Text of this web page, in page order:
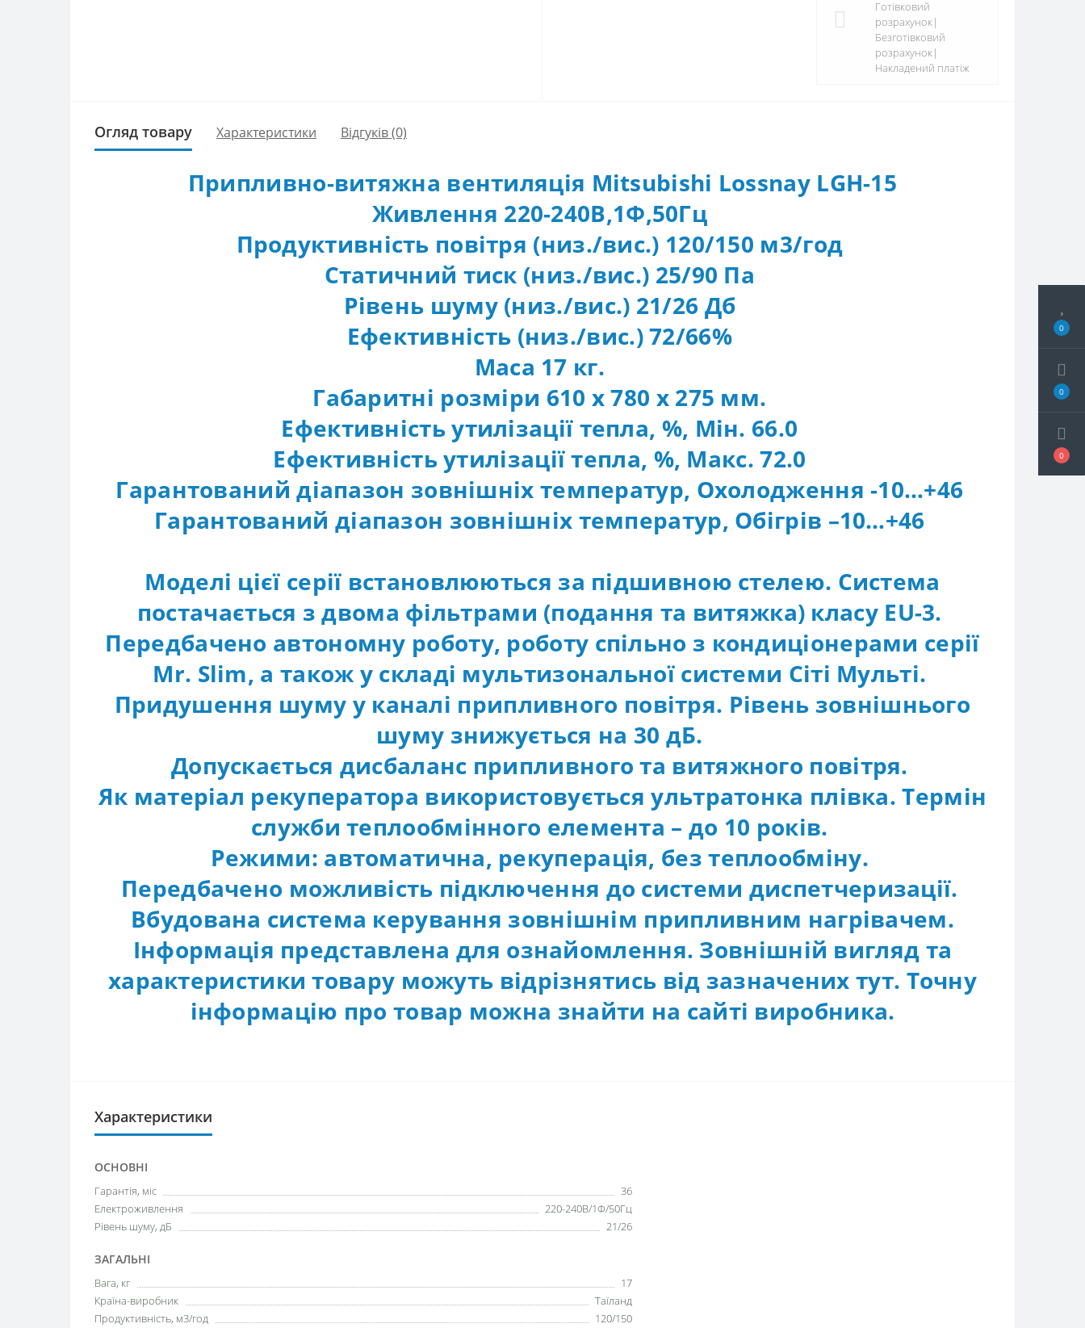
0
0
0
Готівковий
розрахунок|
Безготівковий
розрахунок|
Накладений платіж
Огляд товару Характеристики Відгуків (0)
Припливно-витяжна вентиляція Mitsubishi Lossnay LGH-15
Живлення 220-240В,1Ф,50Гц
Продуктивність повітря (низ./вис.) 120/150 м3/год
Статичний тиск (низ./вис.) 25/90 Па
Рівень шуму (низ./вис.) 21/26 Дб
Ефективність (низ./вис.) 72/66%
Маса 17 кг.
Габаритні розміри 610 х 780 х 275 мм.
Ефективність утилізації тепла, %, Мін. 66.0
Ефективність утилізації тепла, %, Макс. 72.0
Гарантований діапазон зовнішніх температур, Охолодження -10…+46
Гарантований діапазон зовнішніх температур, Обігрів –10…+46
Моделі цієї серії встановлюються за підшивною стелею. Система
постачається з двома фільтрами (подання та витяжка) класу EU-3.
Передбачено автономну роботу, роботу спільно з кондиціонерами серії
Mr. Slim, а також у складі мультизональної системи Сіті Мульті.
Придушення шуму у каналі припливного повітря. Рівень зовнішнього
шуму знижується на 30 дБ.
Допускається дисбаланс припливного та витяжного повітря.
Як матеріал рекуператора використовується ультратонка плівка. Термін
служби теплообмінного елемента – до 10 років.
Режими: автоматична, рекуперація, без теплообміну.
Передбачено можливість підключення до системи диспетчеризації.
Вбудована система керування зовнішнім припливним нагрівачем.
Інформація представлена для ознайомлення. Зовнішній вигляд та
характеристики товару можуть відрізнятись від зазначених тут. Точну
інформацію про товар можна знайти на сайті виробника.
Характеристики
ОСНОВНІ
Гарантія, міс
36
Електроживлення
220-240В/1Ф/50Гц
Рівень шуму, дБ
21/26
ЗАГАЛЬНІ
Вага, кг
17
Країна-виробник
Таїланд
Продуктивність, м3/год
120/150